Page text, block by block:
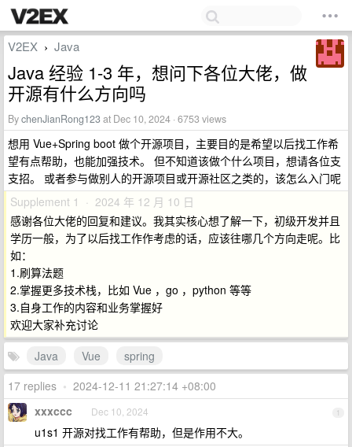
V2EX › Java
Java 经验 1-3 年，想问下各位大佬，做
开源有什么方向吗
BychenJianRong123at Dec 10, 2024 · 6753 views
想用 Vue+Spring boot 做个开源项目，主要目的是希望以后找工作希
望有点帮助，也能加强技术。 但不知道该做个什么项目，想请各位支
支招。 或者参与做别人的开源项目或开源社区之类的，该怎么入门呢
Supplement 1 · 2024 年 12 月 10 日
感谢各位大佬的回复和建议。我其实核心想了解一下，初级开发并且
学历一般，为了以后找工作作考虑的话，应该往哪几个方向走呢。比
如：
1.刷算法题
2.掌握更多技术栈，比如 Vue ，go ，python 等等
3.自身工作的内容和业务掌握好
欢迎大家补充讨论
Java
Vue
spring
17 replies • 2024-12-11 21:27:14 +08:00
1
xxxccc Dec 10, 2024
u1s1 开源对找工作有帮助，但是作用不大。